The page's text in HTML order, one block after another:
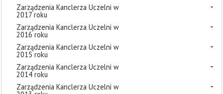
Zarządzenia Kanclerza Uczelni w
2017 roku
Zarządzenia Kanclerza Uczelni w
2016 roku
Zarządzenia Kanclerza Uczelni w
2015 roku
Zarządzenia Kanclerza Uczelni w
2014 roku
Zarządzenia Kanclerza Uczelni w